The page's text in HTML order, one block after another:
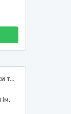
33140000-3 Медичні матеріали (Пробірки типу Eppendorf)